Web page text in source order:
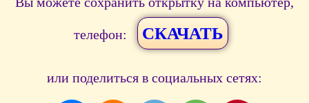
телефон: СКАЧАТЬ
или поделиться в социальных сетях: